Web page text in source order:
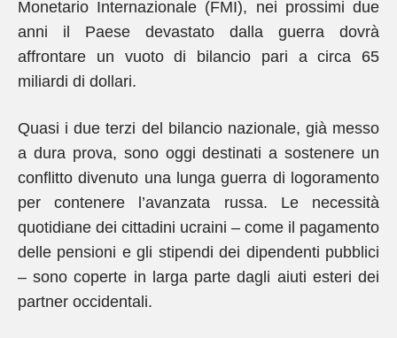
Monetario Internazionale (FMI), nei prossimi due
anni il Paese devastato dalla guerra dovrà
affrontare un vuoto di bilancio pari a circa 65
miliardi di dollari.
Quasi i due terzi del bilancio nazionale, già messo
a dura prova, sono oggi destinati a sostenere un
conflitto divenuto una lunga guerra di logoramento
per contenere l’avanzata russa. Le necessità
quotidiane dei cittadini ucraini – come il pagamento
delle pensioni e gli stipendi dei dipendenti pubblici
– sono coperte in larga parte dagli aiuti esteri dei
partner occidentali.